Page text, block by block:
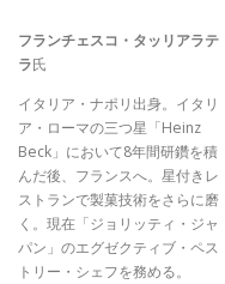
フランチェスコ・タッリアラテ
ラ氏
イタリア・ナポリ出身。イタリ
ア・ローマの三つ星「Heinz
Beck」において8年間研鑽を積
んだ後、フランスへ。星付きレ
ストランで製菓技術をさらに磨
く。現在「ジョリッティ・ジャ
パン」のエグゼクティブ・ペス
トリー・シェフを務める。